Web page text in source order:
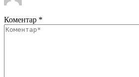
Коментар *